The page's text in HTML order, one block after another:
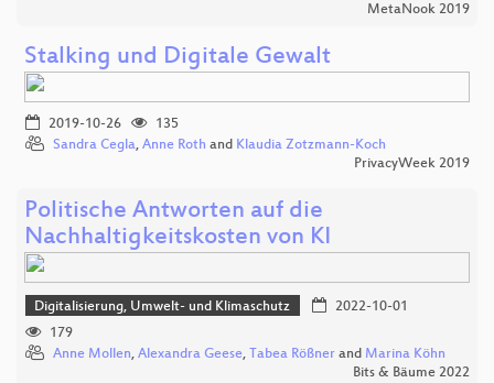
MetaNook 2019
Stalking und Digitale Gewalt
2019-10-26
135
Sandra Cegla, Anne Roth and Klaudia Zotzmann-Koch
PrivacyWeek 2019
Politische Antworten auf die
Nachhaltigkeitskosten von KI
Digitalisierung, Umwelt- und Klimaschutz
2022-10-01
179
Anne Mollen, Alexandra Geese, Tabea Rößner and Marina Köhn
Bits & Bäume 2022